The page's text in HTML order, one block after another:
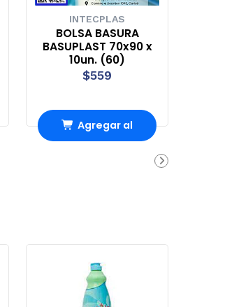
INTECPLAS
BOLSA BASURA
BASUPLAST 70x90 x
10un. (60)
$559
Agregar al